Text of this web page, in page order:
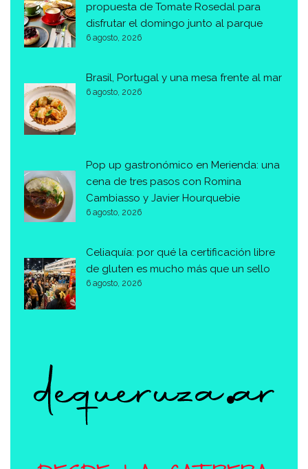
propuesta de Tomate Rosedal para
disfrutar el domingo junto al parque
6 agosto, 2026
Brasil, Portugal y una mesa frente al mar
6 agosto, 2026
Pop up gastronómico en Merienda: una
cena de tres pasos con Romina
Cambiasso y Javier Hourquebie
6 agosto, 2026
Celiaquía: por qué la certificación libre
de gluten es mucho más que un sello
6 agosto, 2026